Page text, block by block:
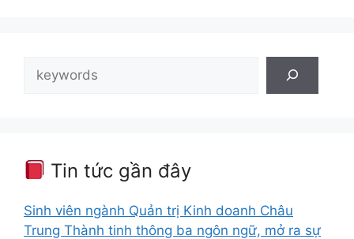
kiếm
Tin tức gần đây
Sinh viên ngành Quản trị Kinh doanh Châu
Trung Thành tinh thông ba ngôn ngữ, mở ra sự